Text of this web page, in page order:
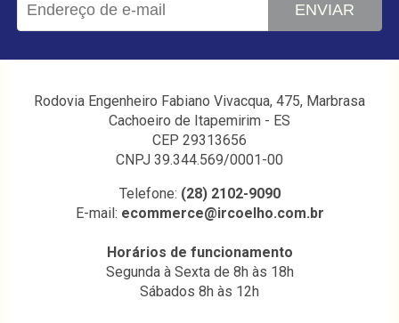
ENVIAR
Rodovia Engenheiro Fabiano Vivacqua, 475, Marbrasa
Cachoeiro de Itapemirim - ES
CEP 29313656
CNPJ 39.344.569/0001-00
Telefone: (28) 2102-9090
E-mail: ecommerce@ircoelho.com.br
Horários de funcionamento
Segunda à Sexta de 8h às 18h
Sábados 8h às 12h